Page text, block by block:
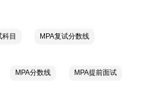
科目 MPA复试分数线
MPA分数线 MPA提前面试